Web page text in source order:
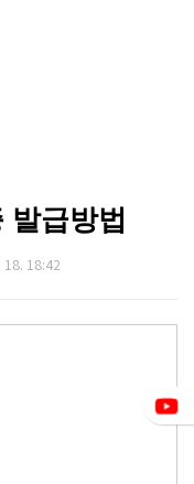
발급방법
18. 18:42